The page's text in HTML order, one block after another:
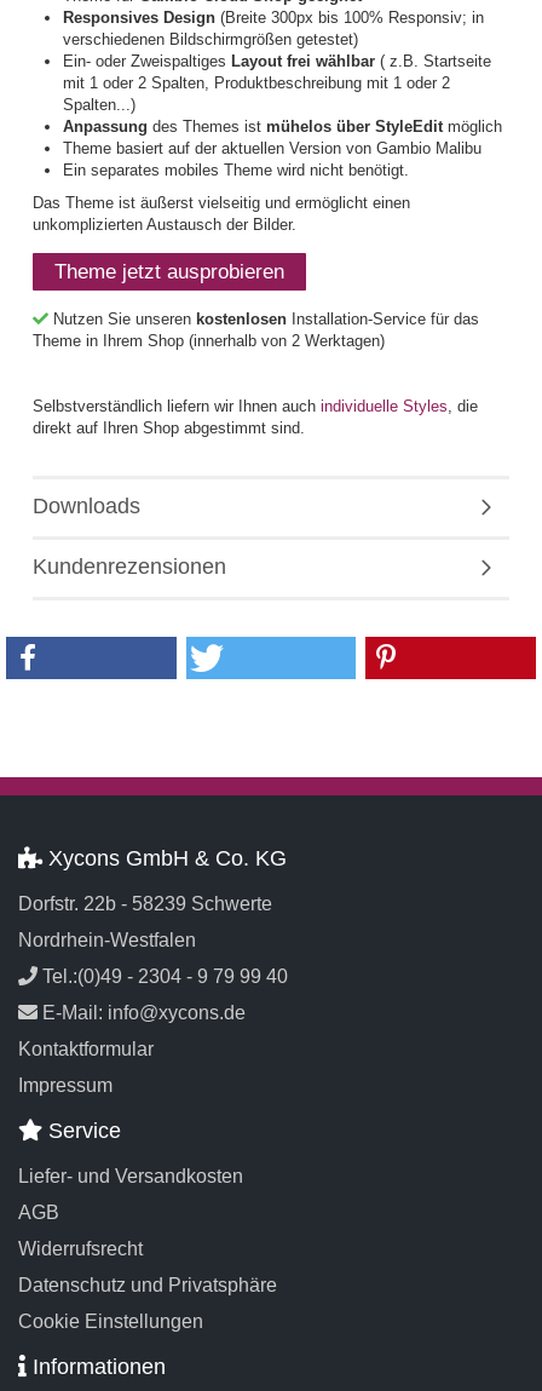
Responsives Design(Breite 300px bis 100% Responsiv; in
verschiedenen Bildschirmgrößen getestet)
Ein- oder Zweispaltiges Layout frei wählbar( z.B. Startseite
mit 1 oder 2 Spalten, Produktbeschreibung mit 1 oder 2
Spalten...)
Anpassung des Themes ist mühelos über StyleEditmöglich
Theme basiert auf der aktuellen Version von Gambio Malibu
Ein separates mobiles Theme wird nicht benötigt.
Das Theme ist äußerst vielseitig und ermöglicht einen
unkomplizierten Austausch der Bilder.
Theme jetzt ausprobieren
Nutzen Sie unseren kostenlosenInstallation-Service für das
Theme in Ihrem Shop (innerhalb von 2 Werktagen)
Selbstverständlich liefern wir Ihnen auch individuelle Styles, die
direkt auf Ihren Shop abgestimmt sind.
Downloads
Kundenrezensionen
Xycons GmbH & Co. KG
Dorfstr. 22b - 58239 Schwerte
Nordrhein-Westfalen
Tel.:(0)49 - 2304 - 9 79 99 40
E-Mail: info@xycons.de
Kontaktformular
Impressum
Service
Liefer- und Versandkosten
AGB
Widerrufsrecht
Datenschutz und Privatsphäre
Cookie Einstellungen
Informationen